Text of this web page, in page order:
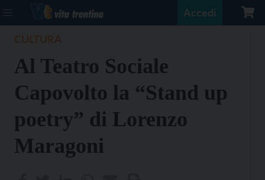
Accedi
Al Teatro Sociale
Capovolto la “Stand up
poetry” di Lorenzo
Maragoni